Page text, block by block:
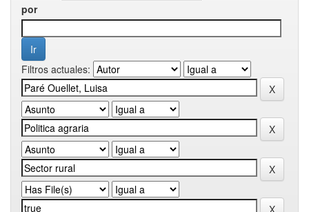
por
Filtros actuales: